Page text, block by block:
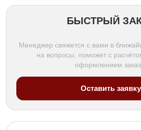
БЫСТРЫЙ
Менеджер свяжется с вами в
на вопросы, поможет с
оформлением
Оставить заявку